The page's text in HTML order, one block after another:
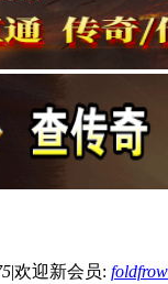
|欢迎新会员: